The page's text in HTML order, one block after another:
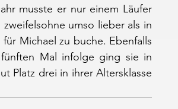
musste er nur einem Läufer
umso lieber als in
Michael zu buche. Ebenfalls
Mal infolge ging sie in
Platz drei in ihrer Altersklasse